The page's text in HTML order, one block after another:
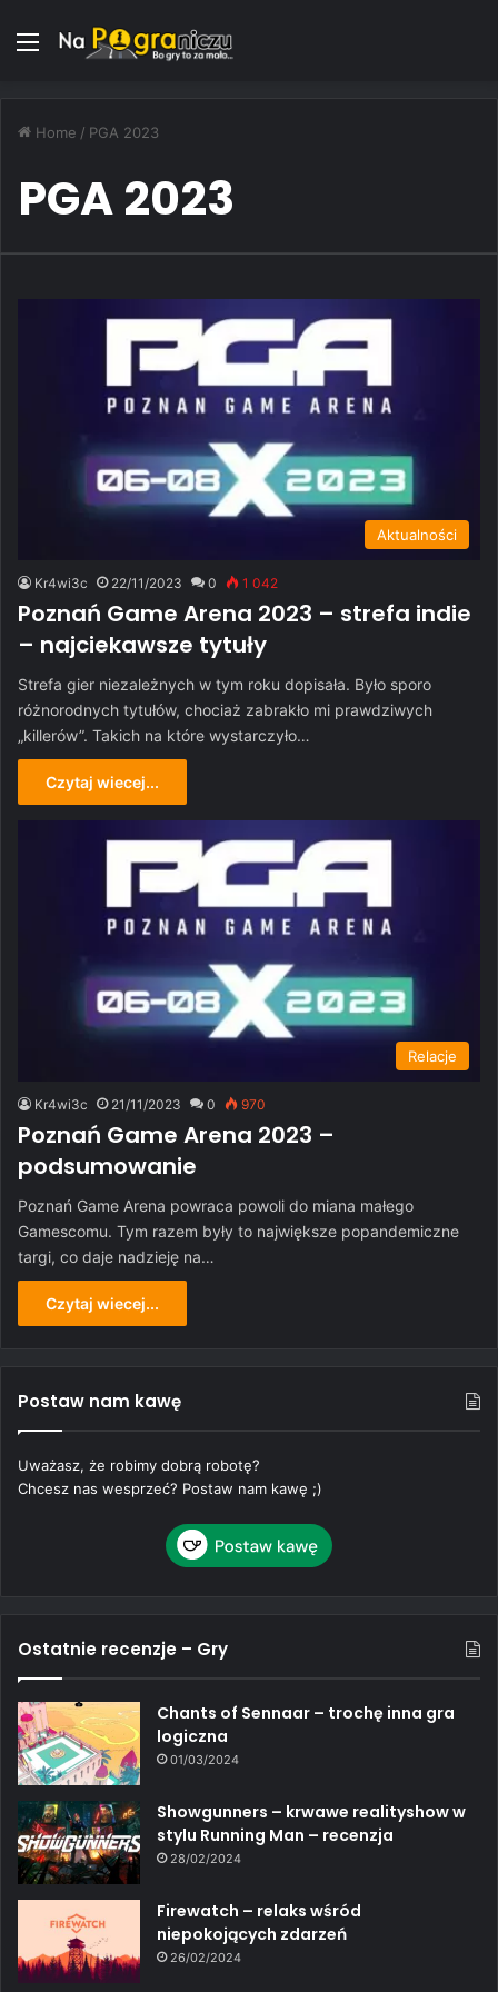
Menu
Home / PGA 2023
PGA 2023
Aktualności
Kr4wi3c 22/11/2023 0 1 042
Poznań Game Arena 2023 – strefa indie
– najciekawsze tytuły
Strefa gier niezależnych w tym roku dopisała. Było sporo
różnorodnych tytułów, chociaż zabrakło mi prawdziwych
„killerów”. Takich na które wystarczyło…
Czytaj wiecej...
Relacje
Kr4wi3c 21/11/2023 0 970
Poznań Game Arena 2023 –
podsumowanie
Poznań Game Arena powraca powoli do miana małego
Gamescomu. Tym razem były to największe popandemiczne
targi, co daje nadzieję na…
Czytaj wiecej...
Postaw nam kawę
Uważasz, że robimy dobrą robotę?
Chcesz nas wesprzeć? Postaw nam kawę ;)
Ostatnie recenzje – Gry
Chants of Sennaar – trochę inna gra
logiczna
01/03/2024
Showgunners – krwawe realityshow w
stylu Running Man – recenzja
28/02/2024
Firewatch – relaks wśród
niepokojących zdarzeń
26/02/2024